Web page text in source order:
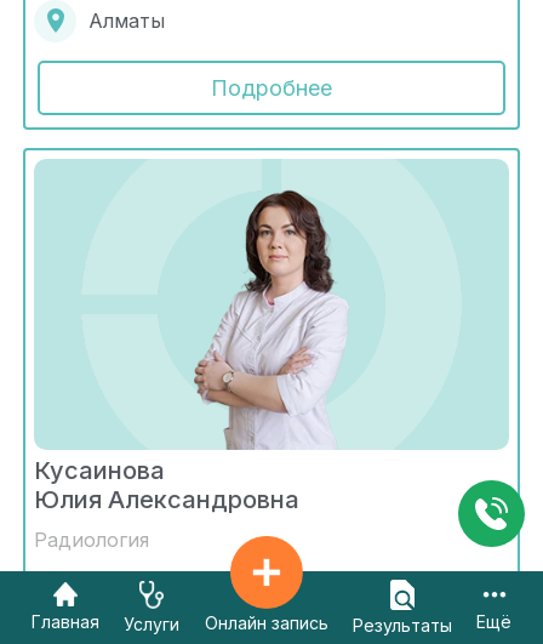
Алматы
Подробнее
Кусаинова
Юлия Александровна
Радиология
Стаж - 9 лет
Главная Услуги Онлайн запись Результаты Ещё